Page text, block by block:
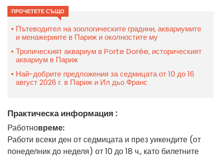
ПРОЧЕТЕТЕ СЪЩО
Пътеводител на зоологическите градини, аквариумите
и менажериите в Париж и околностите му
Тропическият аквариум в Porte Dorée, историческият
аквариум в Париж
Най-добрите предложения за седмицата от 10 до 16
август 2026 г. в Париж и Ил дьо Франс
Практическа информация :
Работновреме:
Работи всеки ден от седмицата и през уикендите (от
понеделник до неделя) от 10 до 18 ч., като билетните